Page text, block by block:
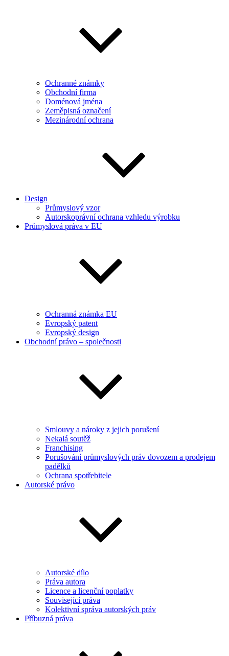
Ochranné známky
Obchodní firma
Doménová jména
Zeměpisná označení
Mezinárodní ochrana
Design
Průmyslový vzor
Autorskoprávní ochrana vzhledu výrobku
Průmyslová práva v EU
Ochranná známka EU
Evropský patent
Evropský design
Obchodní právo – společnosti
Smlouvy a nároky z jejich porušení
Nekalá soutěž
Franchising
Porušování průmyslových práv dovozem a prodejem
padělků
Ochrana spotřebitele
Autorské právo
Autorské dílo
Práva autora
Licence a licenční poplatky
Související práva
Kolektivní správa autorských práv
Příbuzná práva